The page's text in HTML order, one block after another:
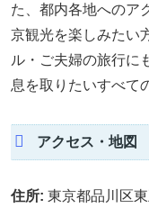
た、都内各地へのア
京観光を楽しみたい
ル・ご夫婦の旅行に
息を取りたいすべて
アクセス・地図
住所: 東京都品川区